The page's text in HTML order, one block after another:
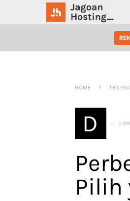
SEARCH FOR:
HOME
D
Pilih